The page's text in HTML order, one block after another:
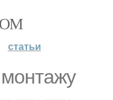
статьи